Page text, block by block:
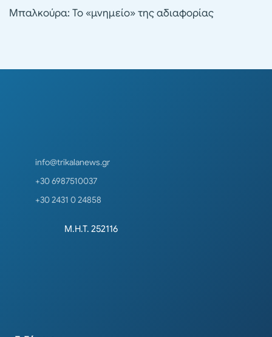
Μπαλκούρα: Το «μνημείο» της αδιαφορίας
info@trikalanews.gr
+30 6987510037
+30 2431 0 24858
Μ.Η.Τ. 252116